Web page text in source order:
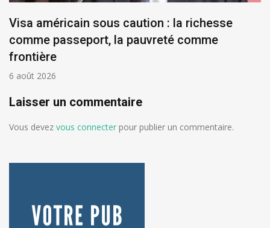
Visa américain sous caution : la richesse
comme passeport, la pauvreté comme
frontière
6 août 2026
Laisser un commentaire
Vous devez vous connecter pour publier un commentaire.